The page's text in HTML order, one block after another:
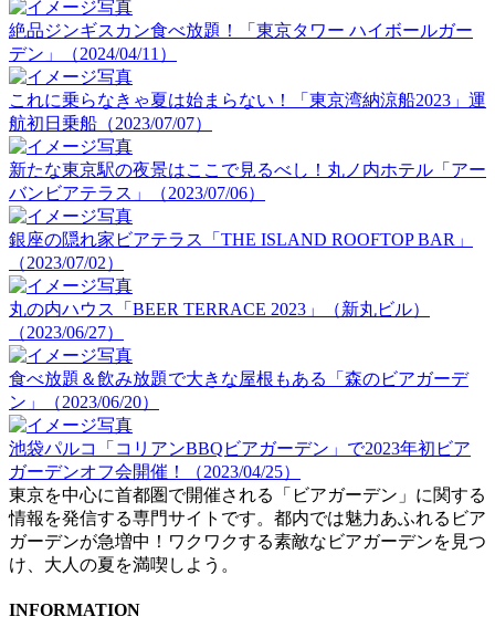
絶品ジンギスカン食べ放題！「東京タワー ハイボールガー
デン」（2024/04/11）
これに乗らなきゃ夏は始まらない！「東京湾納涼船2023」運
航初日乗船（2023/07/07）
新たな東京駅の夜景はここで見るべし！丸ノ内ホテル「アー
バンビアテラス」（2023/07/06）
銀座の隠れ家ビアテラス「THE ISLAND ROOFTOP BAR」
（2023/07/02）
丸の内ハウス「BEER TERRACE 2023」（新丸ビル）
（2023/06/27）
食べ放題＆飲み放題で大きな屋根もある「森のビアガーデ
ン」（2023/06/20）
池袋パルコ「コリアンBBQビアガーデン」で2023年初ビア
ガーデンオフ会開催！（2023/04/25）
東京を中心に首都圏で開催される「ビアガーデン」に関する
情報を発信する専門サイトです。都内では魅力あふれるビア
ガーデンが急増中！ワクワクする素敵なビアガーデンを見つ
け、大人の夏を満喫しよう。
INFORMATION